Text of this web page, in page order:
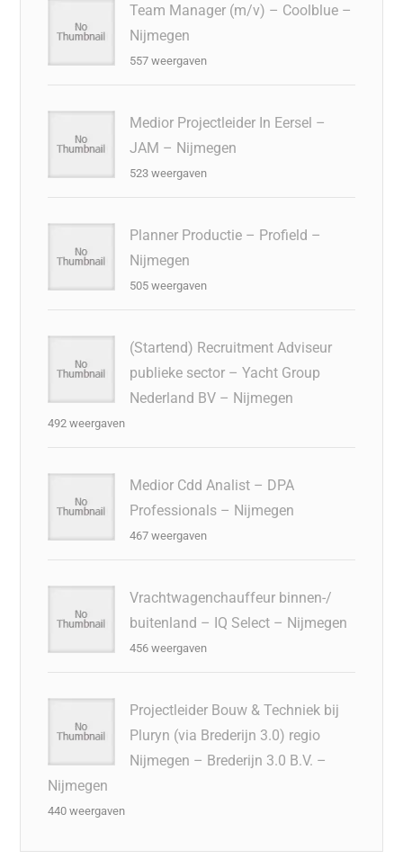
Team Manager (m/v) – Coolblue –
Nijmegen
557 weergaven
Medior Projectleider In Eersel –
JAM – Nijmegen
523 weergaven
Planner Productie – Profield –
Nijmegen
505 weergaven
(Startend) Recruitment Adviseur
publieke sector – Yacht Group
Nederland BV – Nijmegen
492 weergaven
Medior Cdd Analist – DPA
Professionals – Nijmegen
467 weergaven
Vrachtwagenchauffeur binnen-/
buitenland – IQ Select – Nijmegen
456 weergaven
Projectleider Bouw & Techniek bij
Pluryn (via Brederijn 3.0) regio
Nijmegen – Brederijn 3.0 B.V. –
Nijmegen
440 weergaven